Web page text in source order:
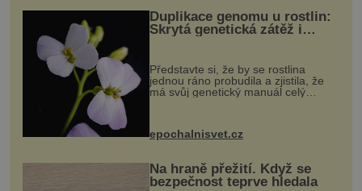
Duplikace genomu u rostlin:
Skrytá genetická zátěž i
Představte si, že by se rostlina
jednou ráno probudila a zjistila, že
má svůj genetický manuál celý
vstupenka...
epochalnisvet.cz
Na hraně přežití. Když se
bezpečnost teprve hledala